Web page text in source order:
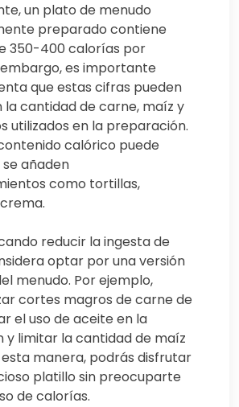
un plato de menudo
preparado contiene
350-400 calorías por
es importante
que estas cifras pueden
la cantidad de carne, maíz y
utilizados en la preparación.
calórico puede
añaden
como tortillas,
reducir la ingesta de
optar por una versión
menudo. Por ejemplo,
cortes magros de carne de
el uso de aceite en la
y limitar la cantidad de maíz
esta manera, podrás disfrutar
platillo sin preocuparte
de calorías.